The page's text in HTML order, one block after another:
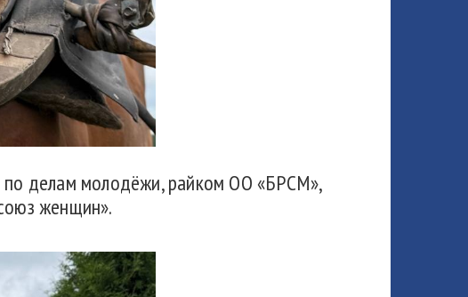
по делам молодёжи, райком ОО «БРСМ»,
женщин».